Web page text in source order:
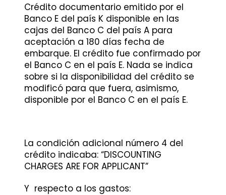
Crédito documentario emitido por el
Banco E del país K disponible en las
cajas del Banco C del país A para
aceptación a 180 días fecha de
embarque. El crédito fue confirmado por
el Banco C en el país E. Nada se indica
sobre si la disponibilidad del crédito se
modificó para que fuera, asimismo,
disponible por el Banco C en el país E.
La condición adicional número 4 del
crédito indicaba: “DISCOUNTING
CHARGES ARE FOR APPLICANT”
Y respecto a los gastos: